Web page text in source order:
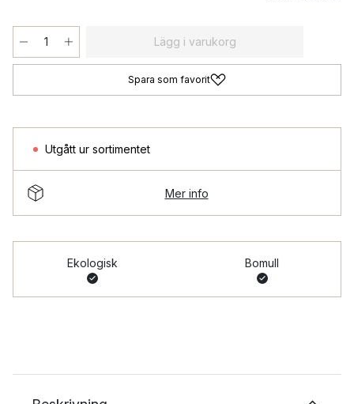
Lägg i varukorg
Spara som favorit
Utgått ur sortimentet
Mer info
Ekologisk Bomull